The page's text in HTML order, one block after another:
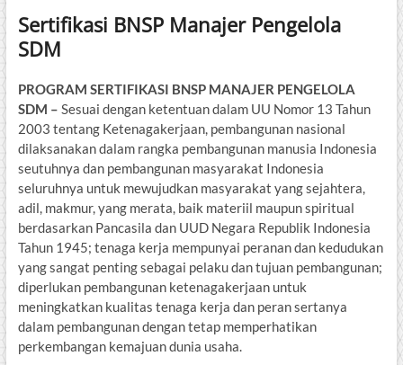
Sertifikasi BNSP Manajer Pengelola
SDM
PROGRAM SERTIFIKASI BNSP MANAJER PENGELOLA
SDM – Sesuai dengan ketentuan dalam UU Nomor 13 Tahun
2003 tentang Ketenagakerjaan, pembangunan nasional
dilaksanakan dalam rangka pembangunan manusia Indonesia
seutuhnya dan pembangunan masyarakat Indonesia
seluruhnya untuk mewujudkan masyarakat yang sejahtera,
adil, makmur, yang merata, baik materiil maupun spiritual
berdasarkan Pancasila dan UUD Negara Republik Indonesia
Tahun 1945; tenaga kerja mempunyai peranan dan kedudukan
yang sangat penting sebagai pelaku dan tujuan pembangunan;
diperlukan pembangunan ketenagakerjaan untuk
meningkatkan kualitas tenaga kerja dan peran sertanya
dalam pembangunan dengan tetap memperhatikan
perkembangan kemajuan dunia usaha.